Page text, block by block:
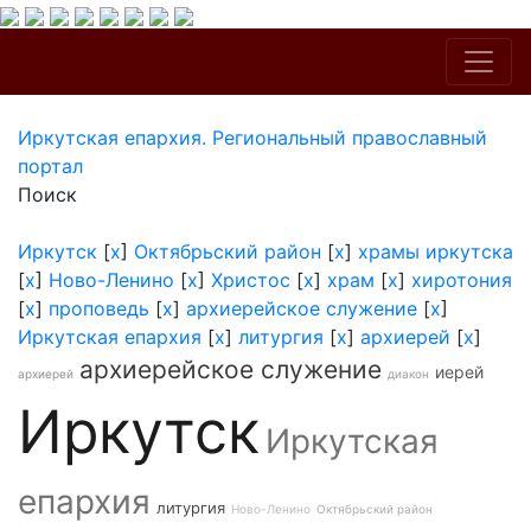
Иркутская епархия. Региональный православный
портал
Поиск
Иркутск [x] Октябрьский район [x] храмы иркутска
[x] Ново-Ленино [x] Христос [x] храм [x] хиротония
[x] проповедь [x] архиерейское служение [x]
Иркутская епархия [x] литургия [x] архиерей [x]
архиерей архиерейское служение диакон иерей
Иркутск Иркутская
епархия литургия Ново-Ленино Октябрьский район